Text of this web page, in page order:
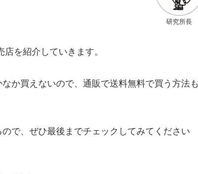
研究所長
を紹介していきます。
か買えないので、通販で送料無料で買う方法も
で、ぜひ最後までチェックしてみてください